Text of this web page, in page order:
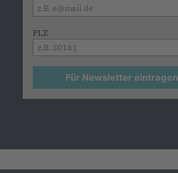
PLZ
Für Newsletter eintragen